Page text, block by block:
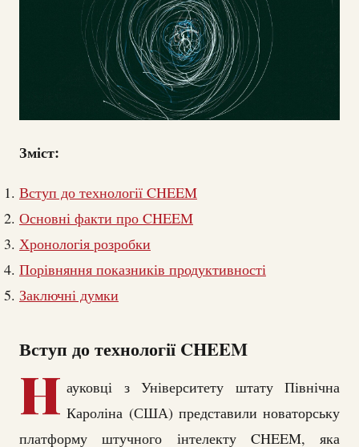
Зміст:
Вступ до технології CHEEM
Основні факти про CHEEM
Хронологія розробки
Порівняння показників продуктивності
Заключні думки
Вступ до технології CHEEM
Н ауковці з Університету штату Північна
Кароліна (США) представили новаторську
платформу штучного інтелекту CHEEM, яка